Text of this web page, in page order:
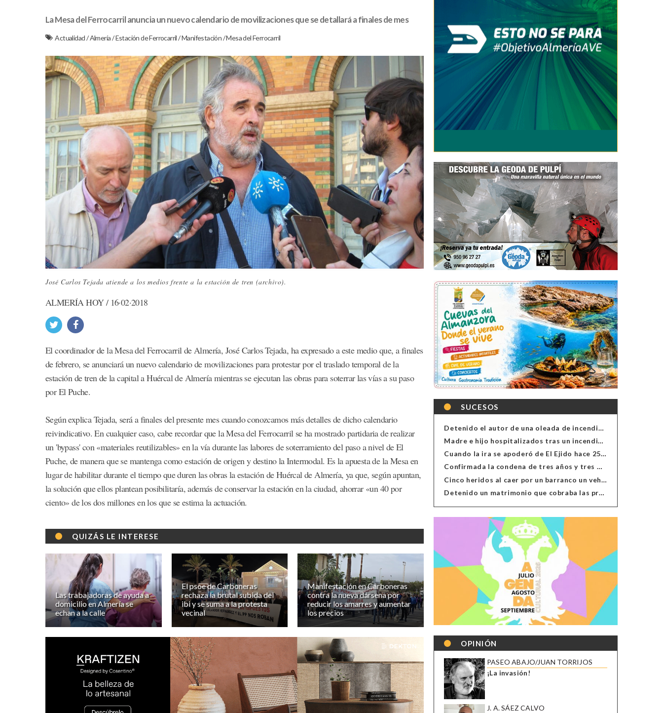
La Mesa del Ferrocarril anuncia un nuevo calendario de movilizaciones que se detallará a finales de mes
Actualidad/Almería/Estación de Ferrocarril/Manifestación/Mesa del Ferrocarril
José Carlos Tejada atiende a los medios frente a la estación de tren (archivo).
ALMERÍA HOY / 16·02·2018
El coordinador de la Mesa del Ferrocarril de Almería, José Carlos Tejada, ha expresado a este medio que, a finales
de febrero, se anunciará un nuevo calendario de movilizaciones para protestar por el traslado temporal de la
estación de tren de la capital a Huércal de Almería mientras se ejecutan las obras para soterrar las vías a su paso
por El Puche.
Según explica Tejada, será a finales del presente mes cuando conozcamos más detalles de dicho calendario
reivindicativo. En cualquier caso, cabe recordar que la Mesa del Ferrocarril se ha mostrado partidaria de realizar
un 'bypass' con «materiales reutilizables» en la vía durante las labores de soterramiento del paso a nivel de El
Puche, de manera que se mantenga como estación de origen y destino la Intermodal. Es la apuesta de la Mesa en
lugar de habilitar durante el tiempo que duren las obras la estación de Huércal de Almería, ya que, según apuntan,
la solución que ellos plantean posibilitaría, además de conservar la estación en la ciudad, ahorrar «un 40 por
ciento» de los dos millones en los que se estima la actuación.
QUIZÁS LE INTERESE
Las trabajadoras de ayuda a
domicilio en Almería se
echan a la calle
El psoe de Carboneras
rechaza la brutal subida del
ibi y se suma a la protesta
vecinal
Manifestación en Carboneras
contra la nueva dársena por
reducir los amarres y aumentar
los precios
SUCESOS
Detenido el autor de una oleada de incendios de contenedores en Almería
Madre e hijo hospitalizados tras un incendio en la cocina de una vivienda en Almería
Cuando la ira se apoderó de El Ejido hace 25 años
Confirmada la condena de tres años y tres meses al hombre de Antas acusado de xenofobia
Cinco heridos al caer por un barranco un vehículo en Alcolea
Detenido un matrimonio que cobraba las prestaciones de ilegales en Almería, Granada, Málaga, Huelva y Murcia
OPINIÓN
PASEO ABAJO/JUAN TORRIJOS
¡La invasión!
J. A. SÁEZ CALVO